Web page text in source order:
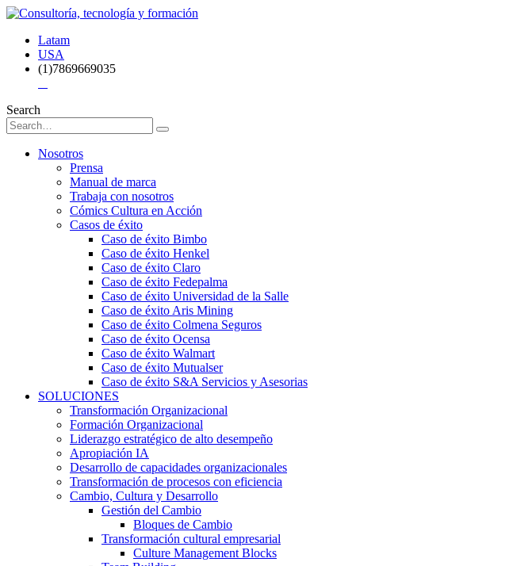
Latam
USA
(1)7869669035
Search
Nosotros
Prensa
Manual de marca
Trabaja con nosotros
Cómics Cultura en Acción
Casos de éxito
Caso de éxito Bimbo
Caso de éxito Henkel
Caso de éxito Claro
Caso de éxito Fedepalma
Caso de éxito Universidad de la Salle
Caso de éxito Aris Mining
Caso de éxito Colmena Seguros
Caso de éxito Ocensa
Caso de éxito Walmart
Caso de éxito Mutualser
Caso de éxito S&A Servicios y Asesorias
SOLUCIONES
Transformación Organizacional
Formación Organizacional
Liderazgo estratégico de alto desempeño
Apropiación IA
Desarrollo de capacidades organizacionales
Transformación de procesos con eficiencia
Cambio, Cultura y Desarrollo
Gestión del Cambio
Bloques de Cambio
Transformación cultural empresarial
Culture Management Blocks